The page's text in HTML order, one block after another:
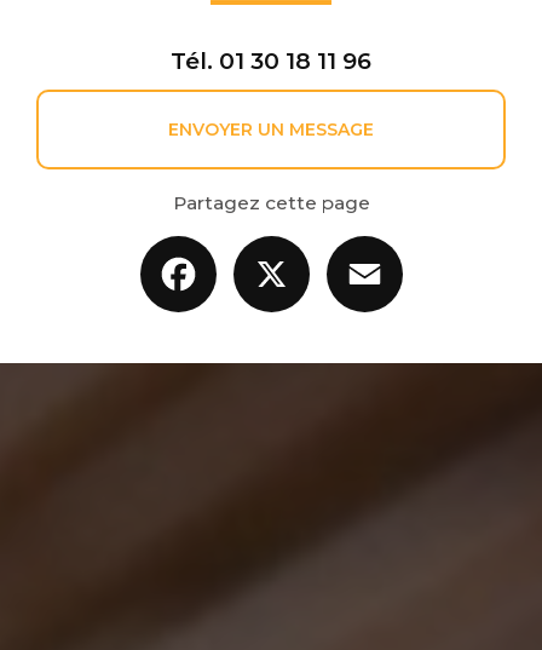
Tél. 01 30 18 11 96
ENVOYER UN MESSAGE
Partagez cette page
Facebook